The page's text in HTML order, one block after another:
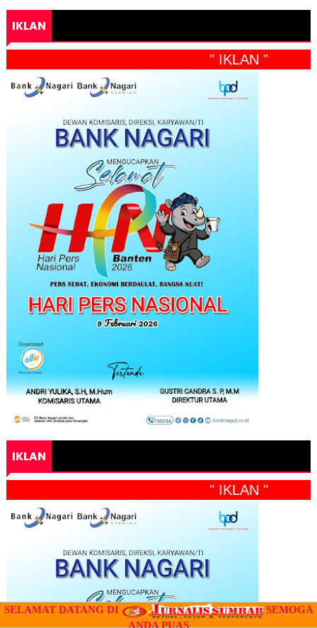
IKLAN
" IKLAN "
IKLAN
" IKLAN "
SELAMAT DATANG DI
SEMOGA
ANDA PUAS